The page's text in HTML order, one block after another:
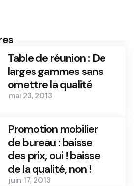
Table de réunion : De
larges gammes sans
omettre la qualité
mai 23, 2013
Promotion mobilier
de bureau : baisse
des prix, oui ! baisse
de la qualité, non !
juin 17, 2013